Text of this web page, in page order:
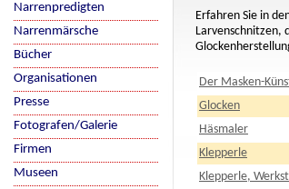
Erfahren Sie in
Larvenschnitzen,
Der Masken-
Glocken
Häsmaler
Klepperle
Klepperle,
Narrenpredigten
Narrenmärsche
Bücher
Organisationen
Presse
Fotografen/Galerie
Firmen
Museen